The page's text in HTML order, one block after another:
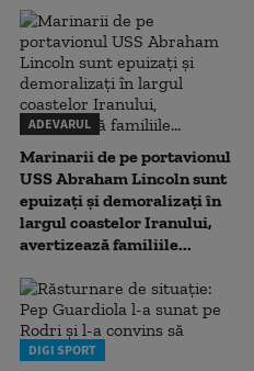
ADEVARUL
Marinarii de pe portavionul
USS Abraham Lincoln sunt
epuizați și demoralizați în
largul coastelor Iranului,
avertizează familiile...
DIGI SPORT